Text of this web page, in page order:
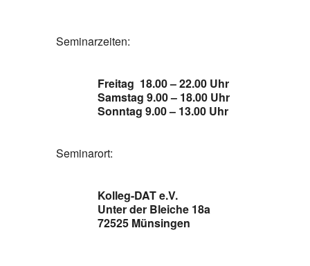
Seminarzeiten:
Freitag 18.00 – 22.00 Uhr
Samstag 9.00 – 18.00 Uhr
Sonntag 9.00 – 13.00 Uhr
Seminarort:
Kolleg-DAT e.V.
Unter der Bleiche 18a
72525 Münsingen